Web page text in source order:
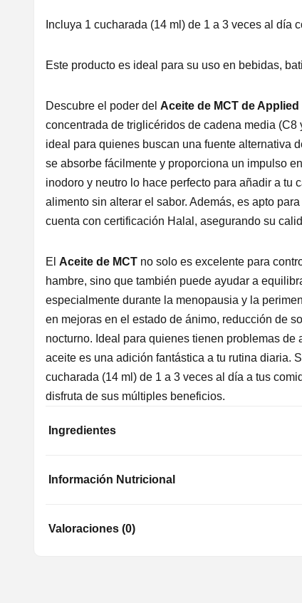
Incluya 1 cucharada (14 ml) de 1 a 3 veces al día
Este producto es ideal para su uso en bebidas,
Descubre el poder del Aceite de MCT de
concentrada de triglicéridos de cadena media (C8
ideal para quienes buscan una fuente alternativa
se absorbe fácilmente y proporciona un impulso
inodoro y neutro lo hace perfecto para añadir a tu
alimento sin alterar el sabor. Además, es apto
cuenta con certificación Halal, asegurando su
El Aceite de MCT no solo es excelente para
hambre, sino que también puede ayudar a
especialmente durante la menopausia y la
en mejoras en el estado de ánimo, reducción de
nocturno. Ideal para quienes tienen problemas de
aceite es una adición fantástica a tu rutina diaria.
cucharada (14 ml) de 1 a 3 veces al día a tus
disfruta de sus múltiples beneficios.
Ingredientes
Información Nutricional
Valoraciones (0)